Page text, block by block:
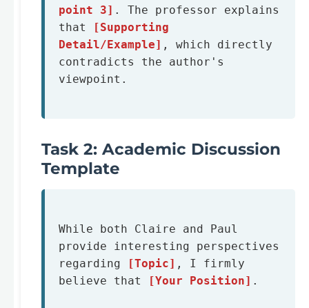
point 3] . The professor explains
that
[Supporting
Detail/Example] , which directly
contradicts the author's
viewpoint.
Task 2: Academic Discussion
Template
While both Claire and Paul
provide interesting perspectives
regarding
[Topic] , I firmly
believe that
[Your Position] .